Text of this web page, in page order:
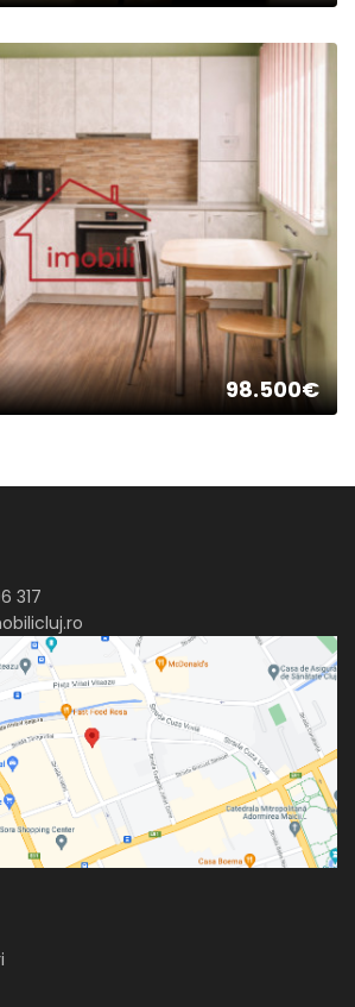
98.500€
317